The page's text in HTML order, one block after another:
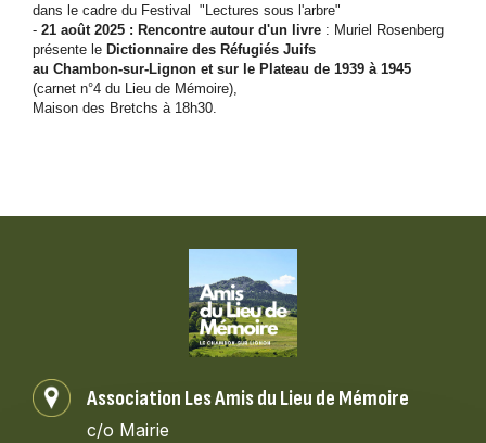
dans le cadre du Festival "Lectures sous l'arbre"
- 21 août 2025 : Rencontre autour d'un livre : Muriel Rosenberg
présente le Dictionnaire des Réfugiés Juifs
au Chambon-sur-Lignon et sur le Plateau de 1939 à 1945
(carnet n°4 du Lieu de Mémoire),
Maison des Bretchs à 18h30.
Association Les Amis du Lieu de Mémoire
c/o Mairie